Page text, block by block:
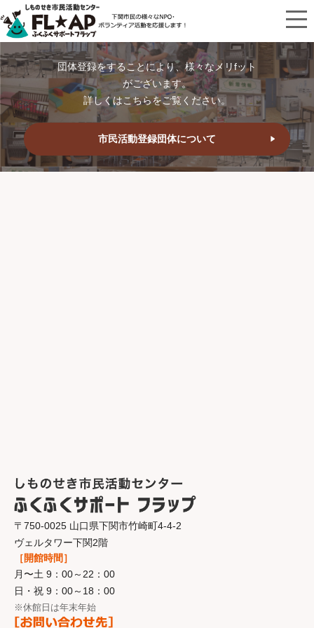
団体登録をすることにより、様々なメリfット
がございます。
詳しくはこちらをご覧ください。
市民活動登録団体について
〒750-0025 山口県下関市竹崎町4-4-2
ヴェルタワー下関2階
［開館時間］
月〜土 9：00～22：00
日・祝 9：00～18：00
※休館日は年末年始